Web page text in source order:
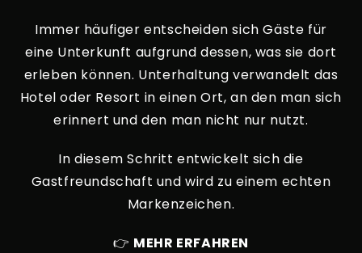
Immer häufiger entscheiden sich Gäste für
eine Unterkunft aufgrund dessen, was sie dort
erleben können. Unterhaltung verwandelt das
Hotel oder Resort in einen Ort, an den man sich
erinnert und den man nicht nur nutzt.
In diesem Schritt entwickelt sich die
Gastfreundschaft und wird zu einem echten
Markenzeichen.
👉 MEHR ERFAHREN